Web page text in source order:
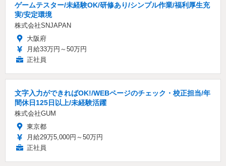
ゲームテスター/未経験OK/研修あり/シンプル作業/福利厚生充
実/安定環境
株式会社SNJAPAN
大阪府
月給33万円～50万円
正社員
文字入力ができればOK!/WEBページのチェック・校正担当/年
間休日125日以上/未経験活躍
株式会社GUM
東京都
月給29万5,000円～50万円
正社員